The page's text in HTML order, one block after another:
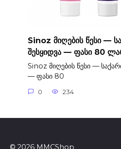
Sinoz მიღების წესი —
შესყიდვა — ფასი 80
Sinoz მიღების წესი —
— ფასი 80
0 234
© 2026 MMCShop